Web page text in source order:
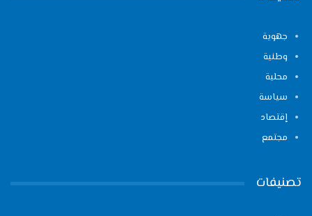
جهوية
وطنية
محلية
سياسة
إقتصاد
مجتمع
تصنيفات